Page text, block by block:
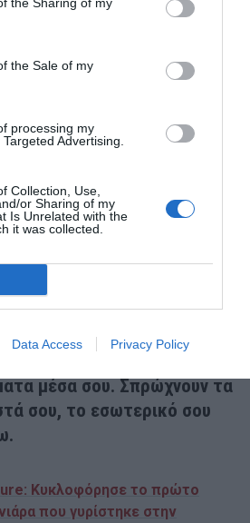
the Sale of my
processing my
Advertising.
Collection, Use,
or Sharing of my
Is Unrelated with the
it was collected.
Data Access Privacy Policy
που είχαν οι αρχαίες
παραμύθια η κάθαρση του
με έναν άλλο τρόπο.
της μοίρας και η
οδηγεί σε ένα επόμενο στάδιο.
πως ένας κύκλος αίματος
να ολοκληρωθεί με αίμα και
αίμα.
μέχρι την εναλλαγή
κάμερα του Ντέιβ
είναι μια από τις
μέσα σου. Σπρώχνουν τα
σου, το εσωτερικό σου
που γυρίστηκε στην